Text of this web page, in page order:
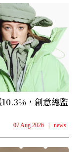
，創意總監
07 Aug 2026 | news